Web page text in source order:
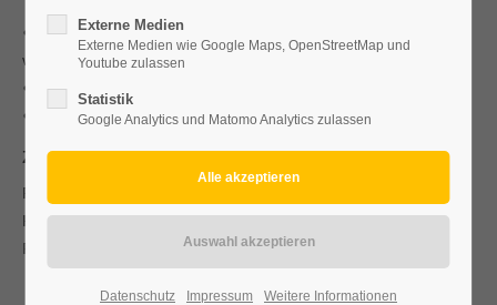
Anmelden
Register|Lost your password?
Support
Lorem ipsum dolor sit amet:
24h/ 365days
• Übernachtung (Frühstück kann auf Anfrage hinzugebucht
werden)
• Kostenlose Parkplätze
• Familienzimmer (Kinder bis 14 Jahren)
Zusätzlich:
Für Familien mit Kleinkindern bieten wir Kinderreisebett,
Hochstuhl, Wickelauflage und Spiele. Bei Bedarf bitte bei
Reservierung angeben!
Externe Medien
Externe Medien wie Google Maps, OpenStreetMap und
Youtube zulassen
Statistik
Google Analytics und Matomo Analytics zulassen
Datenschutz Impressum Weitere Informationen